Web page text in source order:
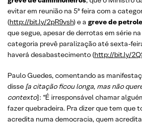
evitar em reunião na 5ª feira com a
(http://bit.ly/2pR9vsh) e a greve de
que segue, apesar de derrotas em série
categoria prevê paralização até sexta-
haverá desabastecimento (http://bit.ly/
Paulo Guedes, comentando as
disse [a citação ficou longa, mas não
contexto]: “É irresponsável chamar
fazer quebradeira. Pra dizer que tem que
acredita numa democracia, quem